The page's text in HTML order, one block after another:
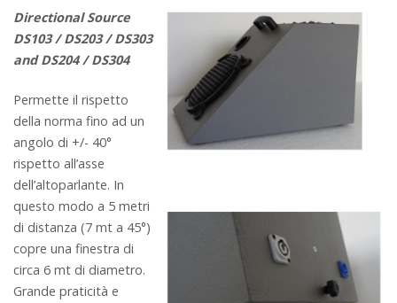
Directional Source
DS103 / DS203 / DS303
and DS204 / DS304
Permette il rispetto
della norma fino ad un
angolo di +/- 40°
rispetto all’asse
dell’altoparlante. In
questo modo a 5 metri
di distanza (7 mt a 45°)
copre una finestra di
circa 6 mt di diametro.
Grande praticità e